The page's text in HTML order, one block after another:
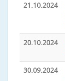
21.10.2024
20.10.2024
30.09.2024